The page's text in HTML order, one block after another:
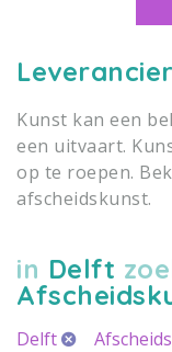
Kunst kan een
een uitvaart.
op te roepen.
afscheidskunst.
in Delft
Delft